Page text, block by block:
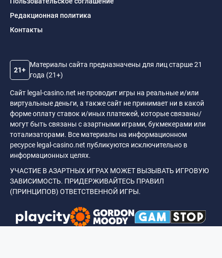
Редакционная политика
Контакты
21+
Материалы сайта предназначены для лиц старше 21
года (21+)
Сайт legal-casino.net не проводит игры на реальные и/или
виртуальные деньги, а также сайт не принимает ни в какой
форме оплату ставок и/иных платежей, которые связаны/
могут быть связаны с азартными играми, букмекерами или
тотализаторами. Все материалы на информационном
ресурсе legal-casino.net публикуются исключительно в
информационных целях.
УЧАСТИЕ В АЗАРТНЫХ ИГРАХ МОЖЕТ ВЫЗЫВАТЬ ИГРОВУЮ
ЗАВИСИМОСТЬ. ПРИДЕРЖИВАЙТЕСЬ ПРАВИЛ
(ПРИНЦИПОВ) ОТВЕТСТВЕННОЙ ИГРЫ.